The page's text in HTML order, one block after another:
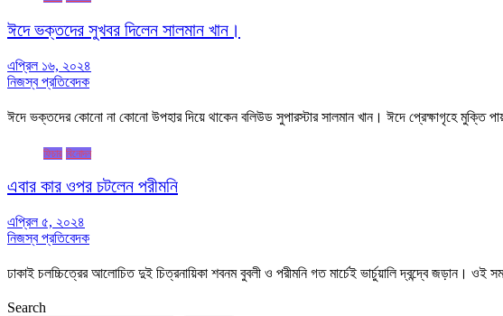
ঈদে ভক্তদের সুখবর দিলেন সালমান খান।
এপ্রিল ১৬, ২০২৪
নিজস্ব প্রতিবেদক
ঈদে ভক্তদের কোনো না কোনো উপহার দিয়ে থাকেন বলিউড সুপারস্টার সালমান খান। ঈদে প্রেক্ষাগৃহে মুক্তি
ফিচার বিনোদন
এবার কার ওপর চটলেন পরীমনি
এপ্রিল ৫, ২০২৪
নিজস্ব প্রতিবেদক
ঢাকাই চলচ্চিত্রের আলোচিত দুই চিত্রনায়িকা শবনম বুবলী ও পরীমনি গত মার্চেই ভার্চুয়ালি দ্বন্দ্বে জড়ান। ওই
Search